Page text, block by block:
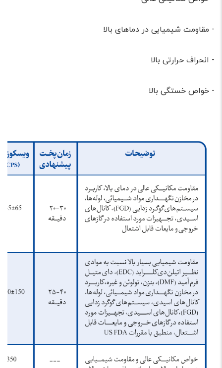
- مقاومت شیمیایی در دماهای بالا
- انحراف حرارتی بالا
- خواص خستگی بالا